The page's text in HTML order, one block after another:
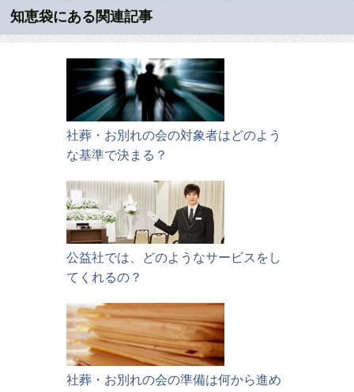
知恵袋にある関連記事
社葬・お別れの会の対象者はどのよう
な基準で決まる？
公益社では、どのようなサービスをし
てくれるの？
社葬・お別れの会の準備は何から進め